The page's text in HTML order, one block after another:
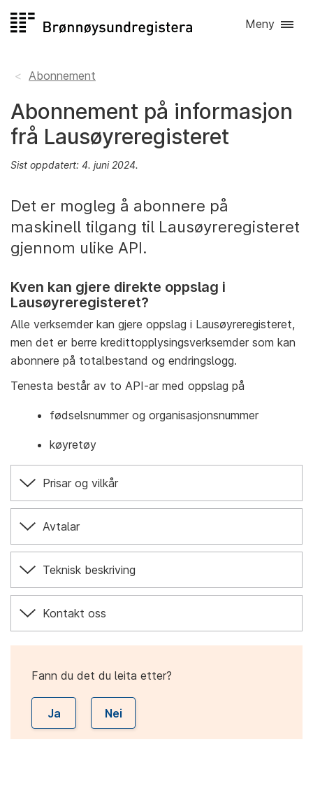
til
Meny
Abonnement
Abonnement på informasjon
frå Lausøyreregisteret
Sist oppdatert: 4. juni 2024.
Det er mogleg å abonnere på
maskinell tilgang til Lausøyreregisteret
gjennom ulike API.
Kven kan gjere direkte oppslag i
Lausøyreregisteret?
Alle verksemder kan gjere oppslag i Lausøyreregisteret,
men det er berre kredittopplysingsverksemder som kan
abonnere på totalbestand og endringslogg.
Tenesta består av to API-ar med oppslag på
fødselsnummer og organisasjonsnummer
køyretøy
Prisar og vilkår
Avtalar
Teknisk beskriving
Kontakt oss
Fann du det du leita etter?
Ja Nei